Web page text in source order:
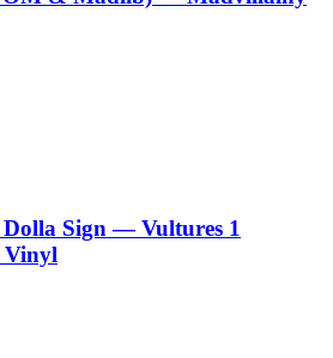
Sign — Vultures 1
Vinyl